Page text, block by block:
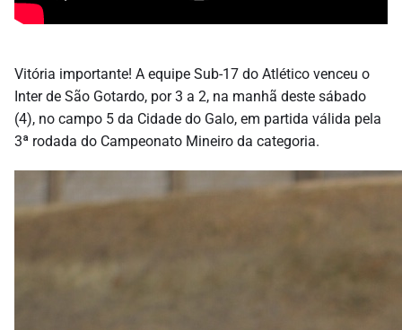
Vitória importante! A equipe Sub-17 do Atlético venceu o
Inter de São Gotardo, por 3 a 2, na manhã deste sábado
(4), no campo 5 da Cidade do Galo, em partida válida pela
3ª rodada do Campeonato Mineiro da categoria.